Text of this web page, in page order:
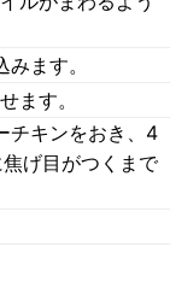
ます。
ます。
チキンをおき、4
げ目がつくまで